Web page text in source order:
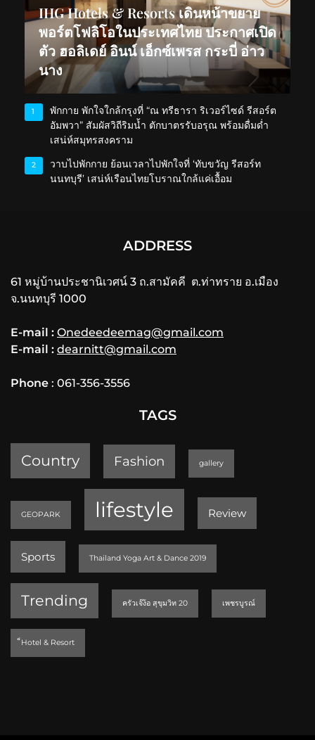
IHG Hotels & Resorts เดินหน้าขยาย
พอร์ตโฟลิโอในประเทศไทย ประกาศเปิด
ตัว ฮอลิเดย์ อินน์ เอ็กซ์เพรส กระบี่ อ่าว
นาง
1
พักกาย พักใจใกล้กรุงที่ “ณ ทรีธารา ริเวอร์ไซด์ รีสอร์ต
อัมพวา” สัมผัสวิถีริมน้ำ ตักบาตรรับอรุณ พร้อมดื่มด่ำ
เสน่ห์สมุทรสงคราม
2
วาบไปพักกาย ย้อนเวลาไปพักใจที่ ‘ทับขวัญ รีสอร์ท
นนทบุรี’ เสน่ห์เรือนไทยโบราณใกล้แค่เอื้อม
ADDRESS
61 หมู่บ้านประชานิเวศน์ 3 ถ.สามัคคี ต.ท่าทราย อ.เมือง
จ.นนทบุรี 1000
E-mail : Onedeedeemag@gmail.com
E-mail : dearnitt@gmail.com
Phone : 061-356-3556
TAGS
Country Fashion gallery
GEOPARK lifestyle Review
Sports Thailand Yoga Art & Dance 2019
Trending ครัวเจ๊ง้อ สุขุมวิท 20 เพชรบูรณ์
็Hotel & Resort